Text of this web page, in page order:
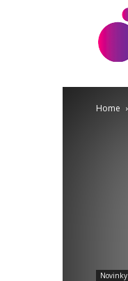
Home
Novinky